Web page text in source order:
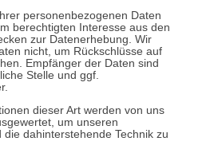
personenbezogenen Daten
berechtigten Interesse aus den
zur Datenerhebung. Wir
nicht, um Rückschlüsse auf
Empfänger der Daten sind
Stelle und ggf.
dieser Art werden von uns
um unseren
die dahinterstehende Technik zu